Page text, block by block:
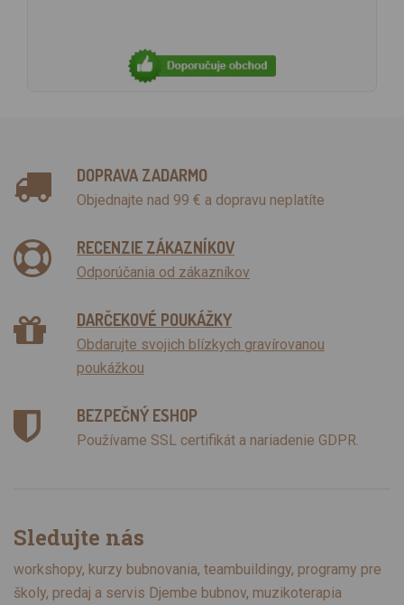
DOPRAVA ZADARMO
Objednajte nad 99 € a dopravu neplatíte
RECENZIE ZÁKAZNÍKOV
Odporúčania od zákazníkov
DARČEKOVÉ POUKÁŽKY
Obdarujte svojich blízkych gravírovanou
poukážkou
BEZPEČNÝ ESHOP
Používame SSL certifikát a nariadenie GDPR.
Sledujte nás
workshopy, kurzy bubnovania, teambuildingy, programy pre
školy, predaj a servis Djembe bubnov, muzikoterapia